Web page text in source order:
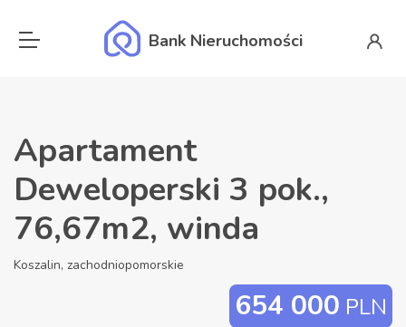
Bank Nieruchomości
Apartament
Deweloperski 3 pok.,
76,67m2, winda
Koszalin, zachodniopomorskie
654 000 PLN